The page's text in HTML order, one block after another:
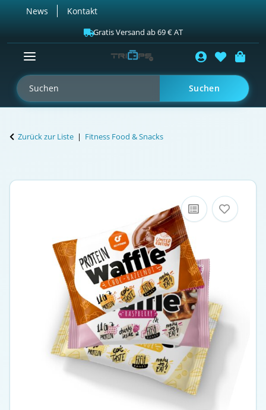
News Kontakt
Gratis Versand ab 69 € AT
Suchen
Zurück zur Liste Fitness Food & Snacks